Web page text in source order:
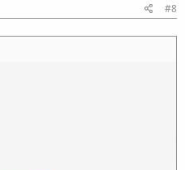
#8